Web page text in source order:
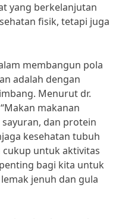
yang berkelanjutan
fisik, tetapi juga
membangun pola
adalah dengan
Menurut dr.
makanan
dan protein
kesehatan tubuh
untuk aktivitas
bagi kita untuk
jenuh dan gula